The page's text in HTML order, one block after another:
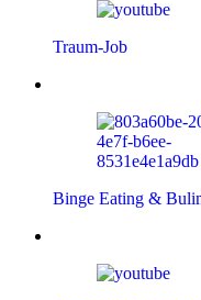
Traum-Job
Binge Eating &